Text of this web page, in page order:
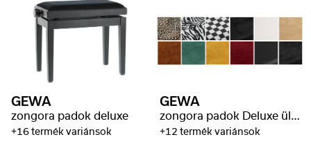
GEWA
zongora padok deluxe
+16 termék variánsok
GEWA
zongora padok Deluxe ülés
+12 termék variánsok